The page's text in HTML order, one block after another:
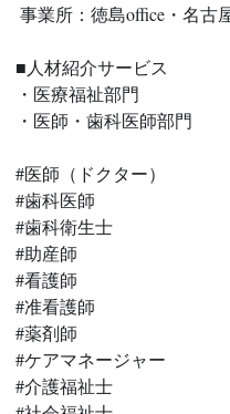
事業所：徳島office・
■人材紹介サービス
・医療福祉部門
・医師・歯科医師部門
#医師 （ドクター）
#歯科医師
#歯科衛生士
#助産師
#看護師
#准看護師
#薬剤師
#ケアマネージャー
#介護福祉士